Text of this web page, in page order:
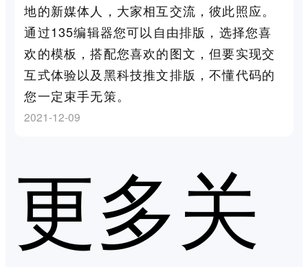
地的新媒体人，大家相互交流，彼此照应。
通过135编辑器您可以自由排版，选择您喜
欢的模板，搭配您喜欢的图文，但要实现交
互式体验以及黑科技推文排版，不懂代码的
您一定束手无策。
2021-12-09
更多关